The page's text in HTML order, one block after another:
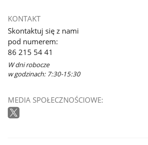
KONTAKT
Skontaktuj się z nami
pod numerem:
86 215 54 41
W dni robocze
w godzinach: 7:30-15:30
MEDIA SPOŁECZNOŚCIOWE: